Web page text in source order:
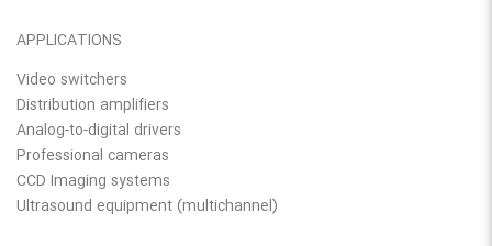
APPLICATIONS
Video switchers
Distribution amplifiers
Analog-to-digital drivers
Professional cameras
CCD Imaging systems
Ultrasound equipment (multichannel)